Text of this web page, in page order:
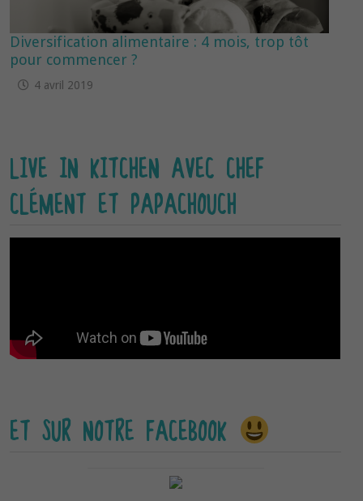
Diversification alimentaire : 4 mois, trop tôt
pour commencer ?
4 avril 2019
LIVE IN KITCHEN AVEC CHEF
CLÉMENT ET PAPACHOUCH
ET SUR NOTRE FACEBOOK